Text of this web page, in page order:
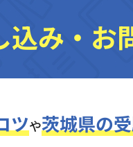
み・ お
ツや茨城県の